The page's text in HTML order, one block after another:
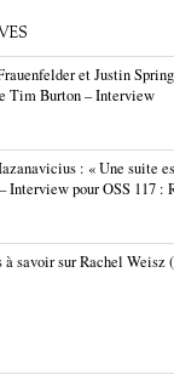
et Justin
Tim Burton – Interview
: « Une suite
Interview pour OSS 117 :
à savoir sur Rachel Weisz